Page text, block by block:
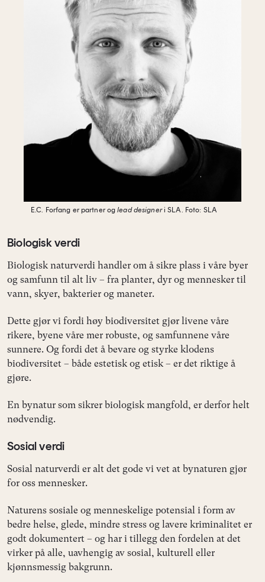
E.C. Forfang er partner oglead designeriSLA. Foto: SLA
Biologisk verdi
Biologisk naturverdi handler om å sikre plass i våre byer
og samfunn til alt liv – fra planter, dyr og mennesker til
vann, skyer, bakterier og maneter.
Dette gjør vi fordi høy biodiversitet gjør livene våre
rikere, byene våre mer robuste, og samfunnene våre
sunnere. Og fordi det å bevare og styrke klodens
biodiversitet – både estetisk og etisk – er det riktige å
gjøre.
En bynatur som sikrer biologisk mangfold, er derfor helt
nødvendig.
Sosial verdi
Sosial naturverdi er alt det gode vi vet at bynaturen gjør
for oss mennesker.
Naturens sosiale og menneskelige potensial i form av
bedre helse, glede, mindre stress og lavere kriminalitet er
godt dokumentert – og har i tillegg den fordelen at det
virker på alle, uavhengig av sosial, kulturell eller
kjønnsmessig bakgrunn.